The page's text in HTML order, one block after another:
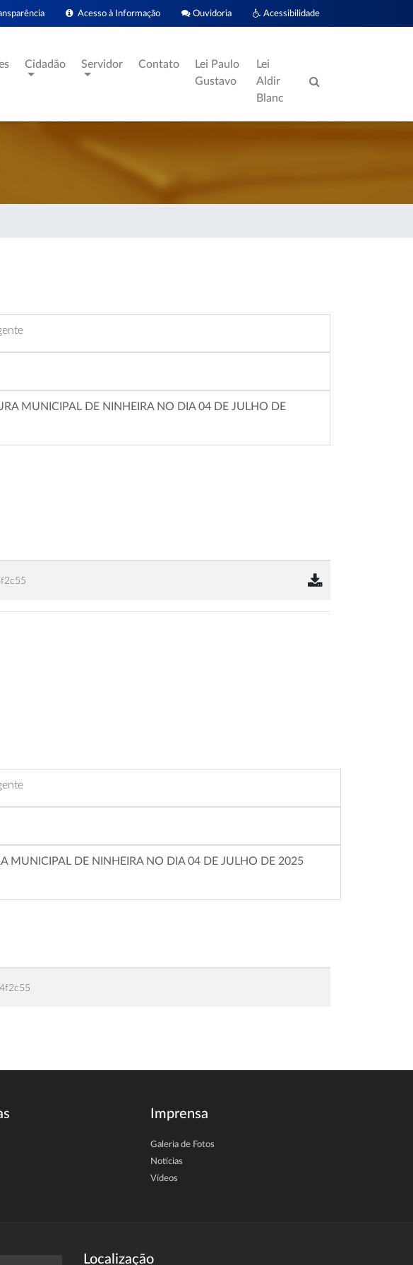
Acessibilidade
Ouvidoria
Acesso à Informação
Cidadão Servidor Contato
Lei Paulo
Gustavo
Lei
Aldir
Blanc
MUNICIPAL DE NINHEIRA NO DIA 04 DE JULHO DE
MUNICIPAL DE NINHEIRA NO DIA 04 DE JULHO DE 2025
Imprensa
Galeria de Fotos
Notícias
Vídeos
Localização